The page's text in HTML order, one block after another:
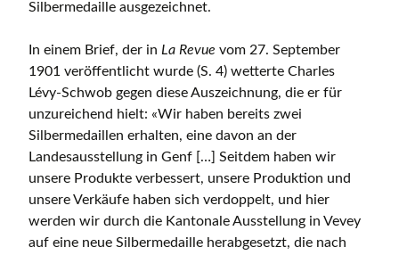
Silbermedaille ausgezeichnet.
In einem Brief, der in La Revue vom 27. September
1901 veröffentlicht wurde (S. 4) wetterte Charles
Lévy-Schwob gegen diese Auszeichnung, die er für
unzureichend hielt: «Wir haben bereits zwei
Silbermedaillen erhalten, eine davon an der
Landesausstellung in Genf […] Seitdem haben wir
unsere Produkte verbessert, unsere Produktion und
unsere Verkäufe haben sich verdoppelt, und hier
werden wir durch die Kantonale Ausstellung in Vevey
auf eine neue Silbermedaille herabgesetzt, die nach